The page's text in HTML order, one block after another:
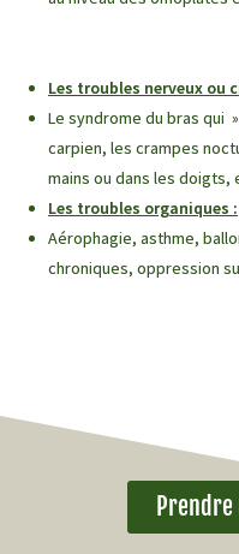
Les troubles nerveux ou
Le syndrome du bras qui
carpien, les crampes
mains ou dans les doigts,
Les troubles organiques :
Aérophagie, asthme,
chroniques, oppression